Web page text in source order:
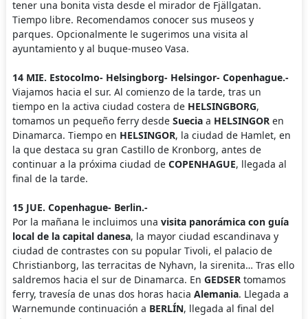
tener una bonita vista desde el mirador de Fjällgatan.
Tiempo libre. Recomendamos conocer sus museos y
parques. Opcionalmente le sugerimos una visita al
ayuntamiento y al buque-museo Vasa.
14 MIE. Estocolmo- Helsingborg- Helsingor- Copenhague.-
Viajamos hacia el sur. Al comienzo de la tarde, tras un
tiempo en la activa ciudad costera de HELSINGBORG,
tomamos un pequeño ferry desde Sueciaa HELSINGORen
Dinamarca. Tiempo en HELSINGOR, la ciudad de Hamlet, en
la que destaca su gran Castillo de Kronborg, antes de
continuar a la próxima ciudad de COPENHAGUE, llegada al
final de la tarde.
15 JUE. Copenhague- Berlin.-
Por la mañana le incluimos una visita panorámica con guía
local de la capital danesa, la mayor ciudad escandinava y
ciudad de contrastes con su popular Tivoli, el palacio de
Christianborg, las terracitas de Nyhavn, la sirenita… Tras ello
saldremos hacia el sur de Dinamarca. En GEDSERtomamos
ferry, travesía de unas dos horas hacia Alemania. Llegada a
Warnemunde continuación a BERLÍN, llegada al final del